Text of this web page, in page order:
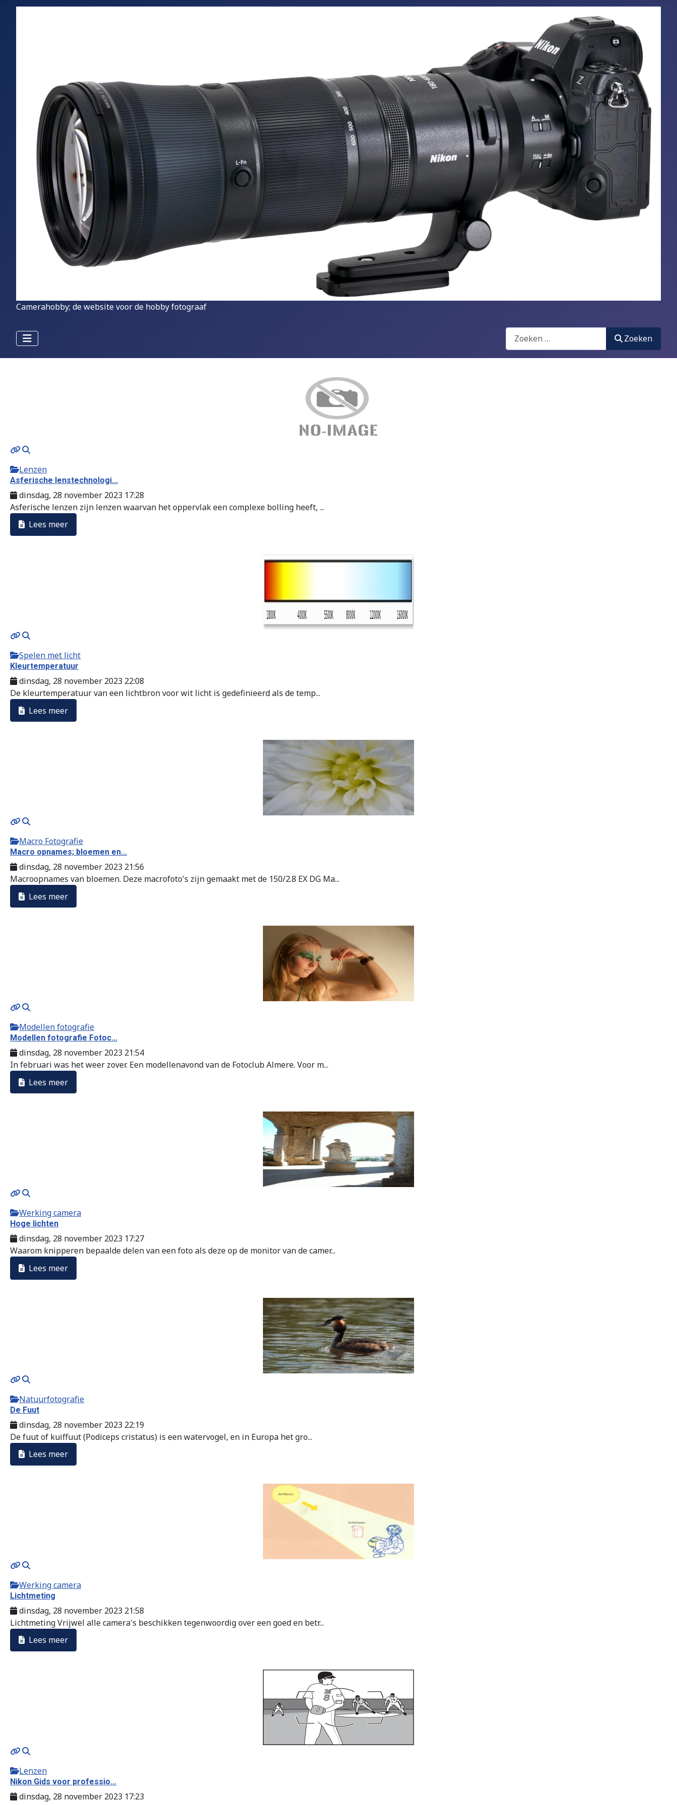
Camerahobby; de website voor de hobby fotograaf
Zoeken
Zoeken
Lenzen
Asferische lenstechnologi...
dinsdag, 28 november 2023 17:28
Asferische lenzen zijn lenzen waarvan het oppervlak een complexe bolling heeft, ...
Lees meer
Spelen met licht
Kleurtemperatuur
dinsdag, 28 november 2023 22:08
De kleurtemperatuur van een lichtbron voor wit licht is gedefinieerd als de temp...
Lees meer
Macro Fotografie
Macro opnames; bloemen en...
dinsdag, 28 november 2023 21:56
Macroopnames van bloemen. Deze macrofoto's zijn gemaakt met de 150/2.8 EX DG Ma...
Lees meer
Modellen fotografie
Modellen fotografie Fotoc...
dinsdag, 28 november 2023 21:54
In februari was het weer zover. Een modellenavond van de Fotoclub Almere. Voor m...
Lees meer
Werking camera
Hoge lichten
dinsdag, 28 november 2023 17:27
Waarom knipperen bepaalde delen van een foto als deze op de monitor van de camer...
Lees meer
Natuurfotografie
De Fuut
dinsdag, 28 november 2023 22:19
De fuut of kuiffuut (Podiceps cristatus) is een watervogel, en in Europa het gro...
Lees meer
Werking camera
Lichtmeting
dinsdag, 28 november 2023 21:58
Lichtmeting Vrijwel alle camera's beschikken tegenwoordig over een goed en betr...
Lees meer
Lenzen
Nikon Gids voor professio...
dinsdag, 28 november 2023 17:23